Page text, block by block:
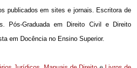
publicados em sites e jornais. Escritora de
Pós-Graduada em Direito Civil e Direito
em Docência no Ensino Superior.